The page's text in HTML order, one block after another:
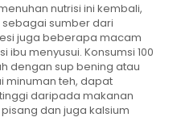
nutrisi ini kembali,
sumber dari
juga beberapa macam
ibu menyusui. Konsumsi 100
dengan sup bening atau
minuman teh, dapat
daripada makanan
dan juga kalsium